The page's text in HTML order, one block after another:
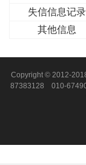
失信信息记录
其他信息
Copyright © 2012-
87383128 010-